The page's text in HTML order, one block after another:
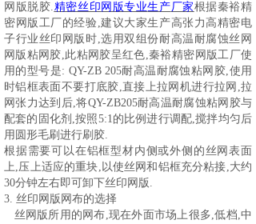
网版脱胶.精密丝印 网版专业生产厂家根据秦裕精
密网版工厂的经验,建议大家生产高张力高精密电
子行业丝印网版时,选用双组份耐高温耐腐蚀丝网
网版粘网胶,此粘网胶呈红色,秦裕精密网版工厂使
用的型号是: QY-ZB 205耐高温耐腐蚀粘网胶,使用
时铝框表面不要打底胶,直接上拉网机进行拉网,拉
网张力达到后,将QY-ZB205耐高温耐腐蚀粘网胶与
配套的固化剂,按照5:1的比例进行调配,搅拌均匀后
用圆形毛刷进行刷胶.
根据需要可以在铝框型材内侧或外侧的丝网表面
上,压上适应的重块,以使丝网和铝框充分粘接,大约
30分钟左右即可卸下丝印网版.
3. 丝印网版网布的选择
丝网版所用的网布,现在外面市场上很多,低档,中